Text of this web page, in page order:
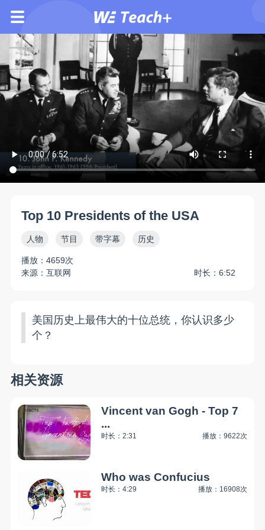
Top 10 Presidents of the USA
人物 节目 带字幕 历史
播放：4659次
来源：互联网
时长：6:52
美国历史上最伟大的十位总统，你认识多少
个？
相关资源
Vincent van Gogh - Top 7
...
时长：2:31 播放：9622次
Who was Confucius
时长：4:29 播放：16908次